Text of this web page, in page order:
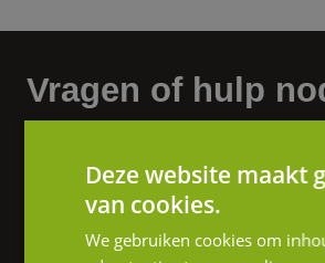
Vragen of hulp
Heb je interesse in onze
graag meer informatie? Neem
Deze website maakt
van cookies.
We gebruiken cookies om